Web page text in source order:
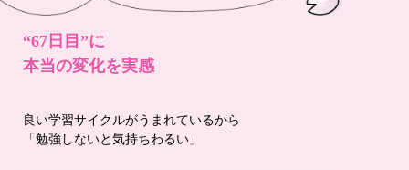
“67日目”に
本当の変化を実感
良い学習サイクルがうまれているから
「勉強しないと気持ちわるい」